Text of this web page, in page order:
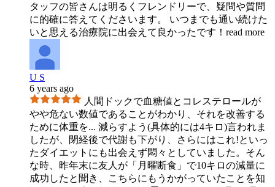
タッフの皆さんは明るくフレンドリーで、疑問や質問
に的確に答えてくださいます。 いつまでも通い続けた
いと思える治療院に出会えて良かったです！ read more
U S
6 years ago
人間ドックで血糖値とコレステロールが
やや危ない数値であることがわかり、それを改善する
ために体重を... 減らすよう(具体的には4キロ)言われま
したが、閉経後で代謝も下がり、さらにはこれ!といっ
たダイエットにも出会えず悶々としていました。そん
な時、昨年末に友人が「月曜断食」で10キロの減量に
成功したと聞き、こちらにもうかがっていたことを知